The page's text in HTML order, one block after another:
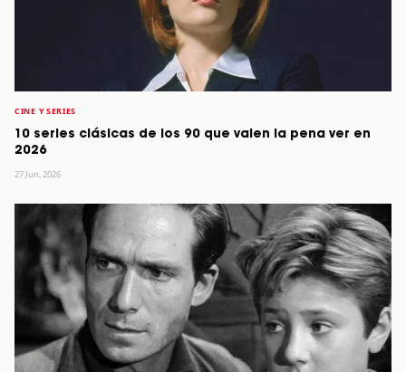
CINE Y SERIES
10 series clásicas de los 90 que valen la pena ver en
2026
27 Jun, 2026